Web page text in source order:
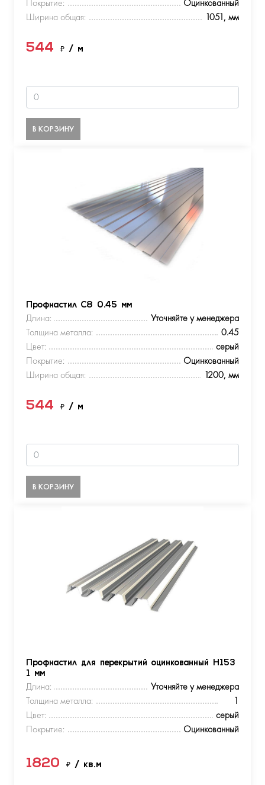
Покрытие:
Оцинкованный
Ширина общая:
1051, мм
544 ₽ / м
В КОРЗИНУ
Профнастил С8 0.45 мм
Длина:
Уточняйте у менеджера
Толщина металла:
0.45
Цвет:
серый
Покрытие:
Оцинкованный
Ширина общая:
1200, мм
544 ₽ / м
В КОРЗИНУ
Профнастил для перекрытий оцинкованный Н153
1 мм
Длина:
Уточняйте у менеджера
Толщина металла:
1
Цвет:
серый
Покрытие:
Оцинкованный
1820 ₽ / кв.м